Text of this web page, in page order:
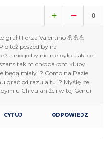
0
grał ! Forza Valentino 💪💪💪
też poszedlby na
z niego by nic nie było. Jaki cel
takim chłopakom kluby
będą miały !? Como na Pazie
grać od razu a tu !? Myślę, że
u Chivu aniżeli w tej Genui
CYTUJ ODPOWIEDZ